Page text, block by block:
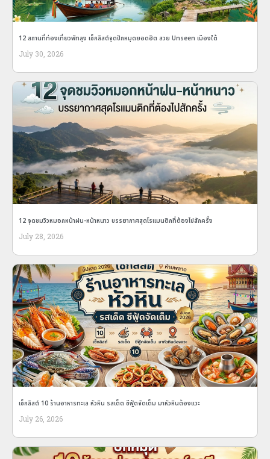
12 สถานที่ท่องเที่ยวพัทลุง เช็กลิสต์จุดปักหมุดยอดฮิต สวย Unseen เมืองใต้
July 30, 2026
12 จุดชมวิวหมอกหน้าฝน-หน้าหนาว บรรยากาศสุดโรแมนติกที่ต้องไปสักครั้ง
July 28, 2026
เช็กลิสต์ 10 ร้านอาหารทะเล หัวหิน รสเด็ด ซีฟู้ดจัดเต็ม มาหัวหินต้องแวะ
July 26, 2026